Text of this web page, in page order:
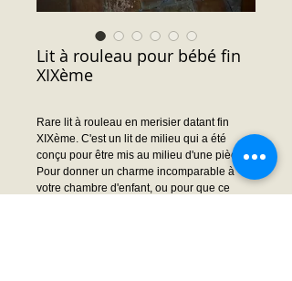
Lit à rouleau pour bébé fin
XIXème
Rare lit à rouleau en merisier datant fin
XIXème. C'est un lit de milieu qui a été
conçu pour être mis au milieu d'une pièce.
Pour donner un charme incomparable à
votre chambre d'enfant, ou pour que ce